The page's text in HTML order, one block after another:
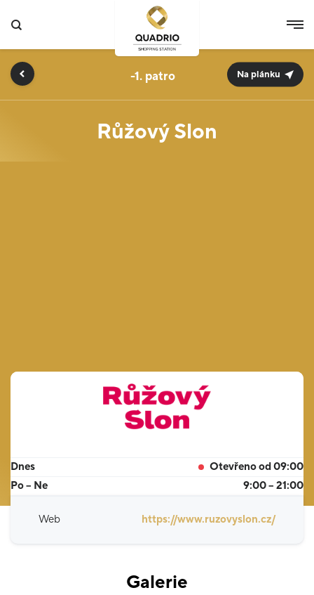
Růžový Slon
-1. Na plánku
Dnes
Otevřeno od 09:00
Po – Ne
9:00 – 21:00
Web https://www.ruzovyslon.cz/
Galerie